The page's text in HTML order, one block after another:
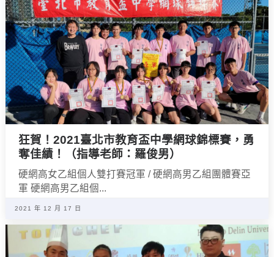
狂賀！2021臺北市教育盃中學網球錦標賽，勇
奪佳績！（指導老師：羅俊男）
硬網高女乙組個人雙打賽冠軍 / 硬網高男乙組團體賽亞
軍 硬網高男乙組個...
2021 年 12 月 17 日